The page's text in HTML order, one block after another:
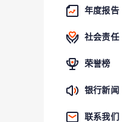
年度报告
社会责任
荣誉榜
银行新闻
联系我们